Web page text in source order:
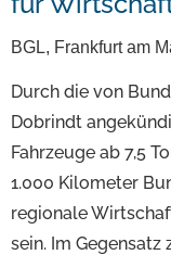
BGL, Frankfurt am
Durch die von
Dobrindt
Fahrzeuge ab 7,5
1.000 Kilometer
regionale
sein. Im